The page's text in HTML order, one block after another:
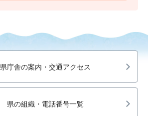
県庁舎の案内・交通アクセス
県の組織・電話番号一覧